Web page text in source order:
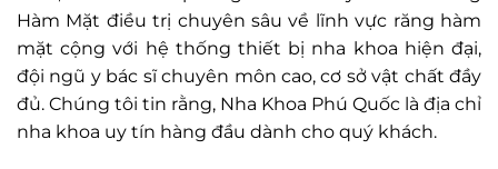
Hàm Mặt điều trị chuyên sâu về lĩnh vực răng hàm
mặt cộng với hệ thống thiết bị nha khoa hiện đại,
đội ngũ y bác sĩ chuyên môn cao, cơ sở vật chất đầy
đủ. Chúng tôi tin rằng, Nha Khoa Phú Quốc là địa chỉ
nha khoa uy tín hàng đầu dành cho quý khách.